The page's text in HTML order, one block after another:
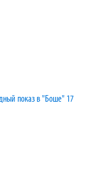
показ в "Боше" 17